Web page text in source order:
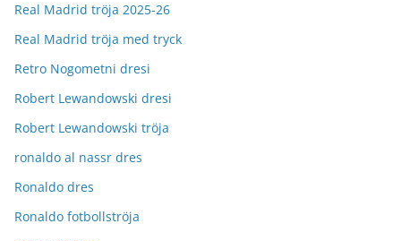
Real Madrid tröja 2025-26
Real Madrid tröja med tryck
Retro Nogometni dresi
Robert Lewandowski dresi
Robert Lewandowski tröja
ronaldo al nassr dres
Ronaldo dres
Ronaldo fotbollströja